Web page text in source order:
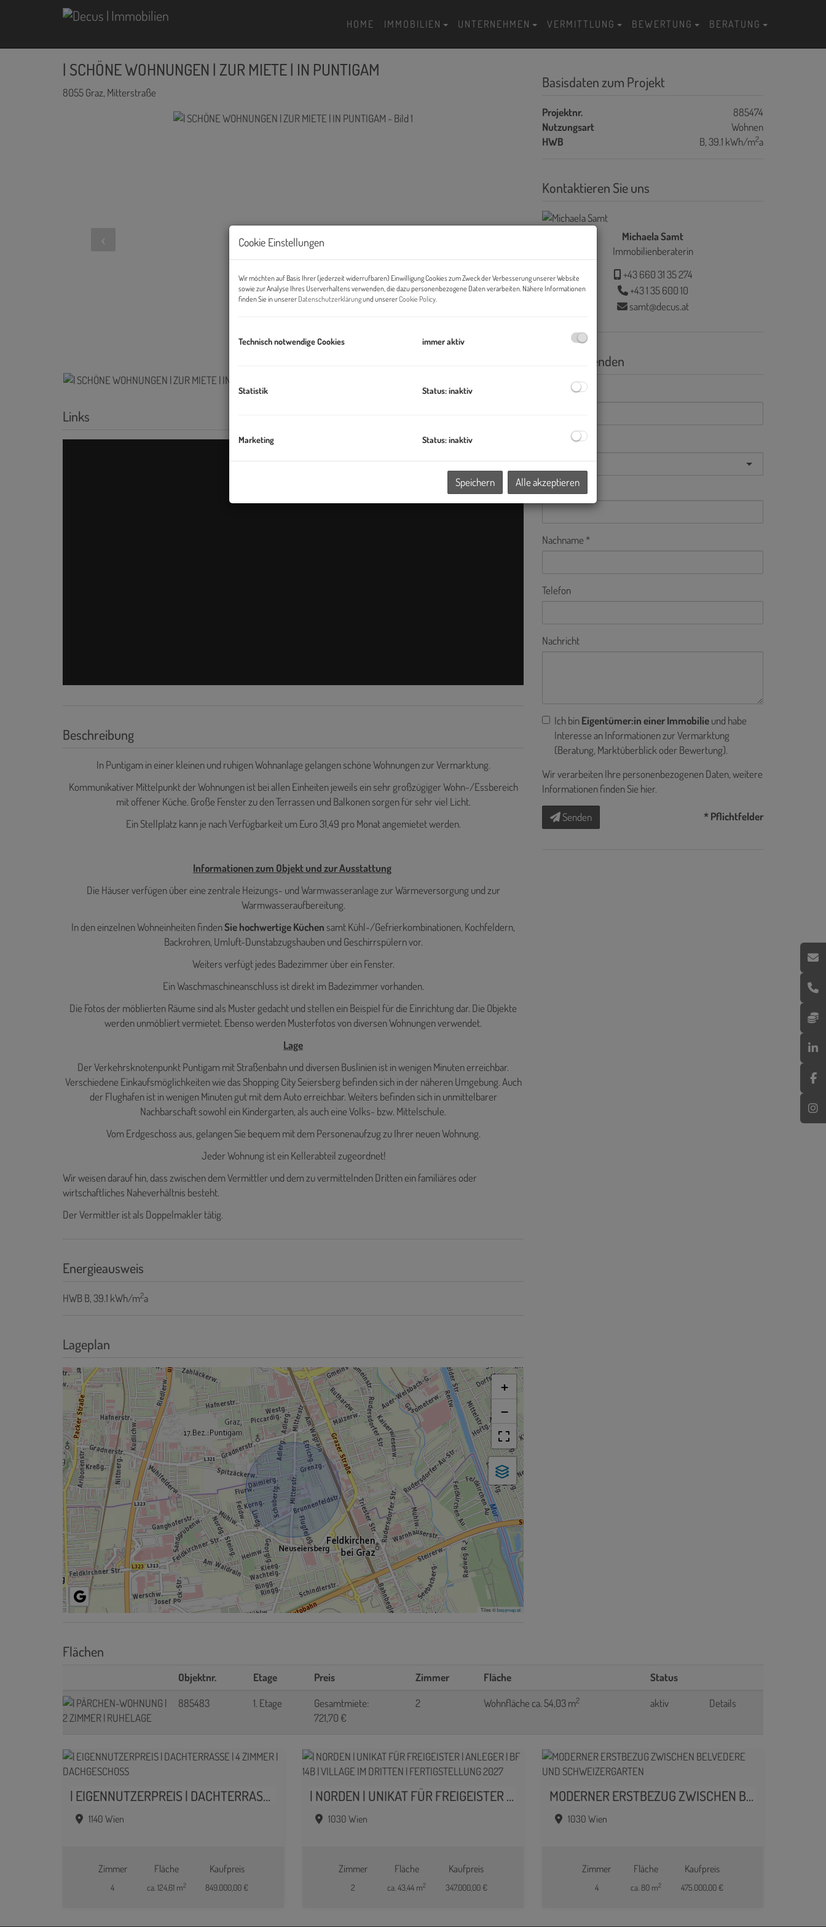
HOME IMMOBILIEN UNTERNEHMEN VERMITTLUNG BEWERTUNG BERATUNG
| SCHÖNE WOHNUNGEN | ZUR MIETE | IN PUNTIGAM
8055 Graz, Mitterstraße
Links
Beschreibung
In Puntigam in einer kleinen und ruhigen Wohnanlage gelangen schöne Wohnungen zur Vermarktung.
Kommunikativer Mittelpunkt der Wohnungen ist bei allen Einheiten jeweils ein sehr großzügiger Wohn-/Essbereich
mit offener Küche. Große Fenster zu den Terrassen und Balkonen sorgen für sehr viel Licht.
Ein Stellplatz kann je nach Verfügbarkeit um Euro 31,49 pro Monat angemietet werden.
Informationen zum Objekt und zur Ausstattung
Die Häuser verfügen über eine zentrale Heizungs- und Warmwasseranlage zur Wärmeversorgung und zur
Warmwasseraufbereitung.
In den einzelnen Wohneinheiten findenSie hochwertige Küchen samt Kühl-/Gefrierkombinationen, Kochfeldern,
Backrohren, Umluft-Dunstabzugshauben und Geschirrspülern vor.
Weiters verfügt jedes Badezimmer über ein Fenster.
Ein Waschmaschineanschluss ist direkt im Badezimmer vorhanden.
Die Fotos der möblierten Räume sind als Muster gedacht und stellen ein Beispiel für die Einrichtung dar. Die Objekte
werden unmöbliert vermietet. Ebenso werden Musterfotos von diversen Wohnungen verwendet.
Lage
Der Verkehrsknotenpunkt Puntigam mit Straßenbahn und diversen Buslinien ist in wenigen Minuten erreichbar.
Verschiedene Einkaufsmöglichkeiten wie das Shopping City Seiersberg befinden sich in der näheren Umgebung. Auch
der Flughafen ist in wenigen Minuten gut mit dem Auto erreichbar. Weiters befinden sich in unmittelbarer
Nachbarschaft sowohl ein Kindergarten, als auch eine Volks- bzw. Mittelschule.
Vom Erdgeschoss aus, gelangen Sie bequem mit dem Personenaufzug zu Ihrer neuen Wohnung.
Jeder Wohnung ist ein Kellerabteil zugeordnet!
Wir weisen darauf hin, dass zwischen dem Vermittler und dem zu vermittelnden Dritten ein familiäres oder
wirtschaftliches Naheverhältnis besteht.
Der Vermittler ist als Doppelmakler tätig.
Energieausweis
HWBB, 39.1 kWh/m2a
Lageplan
+
−
Tiles ©basemap.at
Basisdaten zum Projekt
Projektnr.
885474
Nutzungsart
Wohnen
HWB
B, 39.1 kWh/m2a
Kontaktieren Sie uns
Michaela Samt
Immobilienberaterin
+43 660 31 35 274
+43 1 35 600 10
samt@decus.at
Anfrage senden
Vorname
Nachname
Telefon
Nachricht
Ich binEigentümer:in einer Immobilieund habe
Interesse an Informationen zur Vermarktung
(Beratung, Marktüberblick oder Bewertung).
Wir verarbeiten Ihre personenbezogenen Daten, weitere
Informationen finden Sie hier.
Senden * Pflichtfelder
Flächen
Objektnr. Etage Preis Zimmer Fläche
Status
885483
1. Etage
Gesamtmiete:
721,70 €
2 Wohnfläche ca. 54,03 m2 aktiv Details
| EIGENNUTZERPREIS | DACHTERRASSE | 4 ZIMMER | DACHGESCHOSS
1140 Wien
Zimmer
4
Fläche
ca. 124,61 m2
Kaufpreis
849.000,00 €
| NORDEN | UNIKAT FÜR FREIGEISTER | ANLEGER | BF 14B | VILLAGE IM DRITTEN | FERTIGSTELLUNG 2027
1030 Wien
Zimmer
2
Fläche
ca. 43,44 m2
Kaufpreis
347.000,00 €
MODERNER ERSTBEZUG ZWISCHEN BELVEDERE UND SCHWEIZERGARTEN
1030 Wien
Zimmer
4
Fläche
ca. 80 m2
Kaufpreis
475.000,00 €
Cookie Einstellungen
Wir möchten auf Basis Ihrer (jederzeit widerrufbaren) Einwilligung Cookies zum Zweck der Verbesserung unserer Website
sowie zur Analyse Ihres Userverhaltens verwenden, die dazu personenbezogene Daten verarbeiten. Nähere Informationen
finden Sie in unserer Datenschutzerklärungund unsererCookie Policy.
Technisch notwendige Cookies immer aktiv
Statistik Status: inaktiv
Marketing Status: inaktiv
Speichern Alle akzeptieren